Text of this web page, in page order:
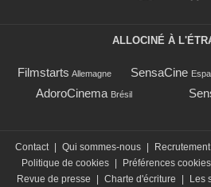
ALLOCINÉ À
Filmstarts Allemagne SensaCine
AdoroCinema Brésil
Contact Qui sommes-nous Recrutement
Politique de cookies
Préférences cookies
Revue de presse
Charte d'écriture Les